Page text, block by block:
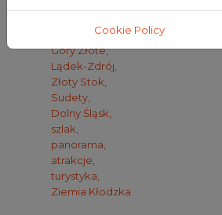
Wieża widokowa na
Góry Złote,
Lądek-Zdrój,
Złoty Stok,
Sudety,
Dolny Śląsk,
szlak,
panorama,
atrakcje,
turystyka,
Ziemia Kłodzka
Cookie Policy